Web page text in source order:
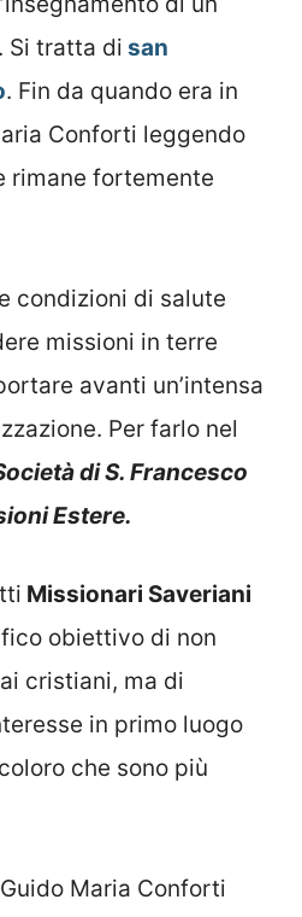
Si tratta di san
. Fin da quando era in
Conforti leggendo
rimane fortemente
condizioni di salute
missioni in terre
avanti un’intensa
Per farlo nel
di S. Francesco
Estere.
Missionari Saveriani
obiettivo di non
cristiani, ma di
in primo luogo
che sono più
Maria Conforti